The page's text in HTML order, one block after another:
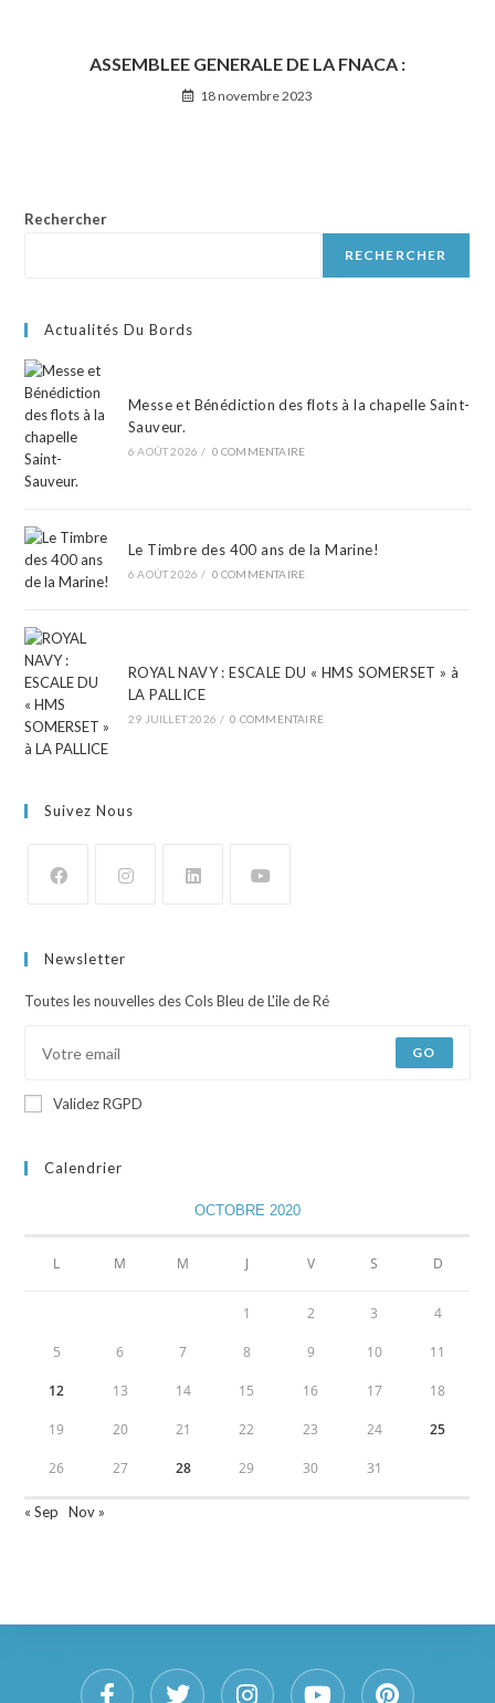
ASSEMBLEE GENERALE DE LA FNACA :
18 novembre 2023
Rechercher
RECHERCHER
Actualités Du Bords
Messe et Bénédiction des flots à la chapelle Saint-
Sauveur.
6 AOÛT 2026 / 0 COMMENTAIRE
Le Timbre des 400 ans de la Marine!
6 AOÛT 2026 / 0 COMMENTAIRE
ROYAL NAVY : ESCALE DU « HMS SOMERSET » à
LA PALLICE
29 JUILLET 2026 / 0 COMMENTAIRE
Suivez Nous
Newsletter
Toutes les nouvelles des Cols Bleu de L'ile de Ré
GO
Validez RGPD
Calendrier
OCTOBRE 2020
L M M J V S D
1 2 3 4
5 6 7 8 9 10 11
12 13 14 15 16 17 18
19 20 21 22 23 24 25
26 27 28 29 30 31
« Sep Nov »